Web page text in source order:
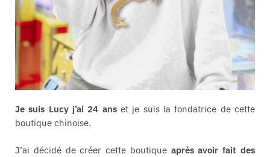
Je suis Lucy j’ai 24 anset je suis la fondatrice de cette
boutique chinoise.
J’ai décidé de créer cette boutique après avoir fait des